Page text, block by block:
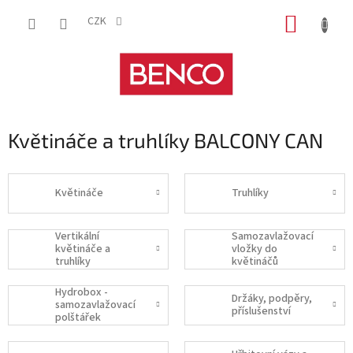
CZK
Květináče a truhlíky BALCONY CAN
Květináče Truhlíky
Vertikální
květináče a
truhlíky
Samozavlažovací
vložky do
květináčů
Hydrobox -
samozavlažovací
polštářek
Držáky, podpěry,
příslušenství